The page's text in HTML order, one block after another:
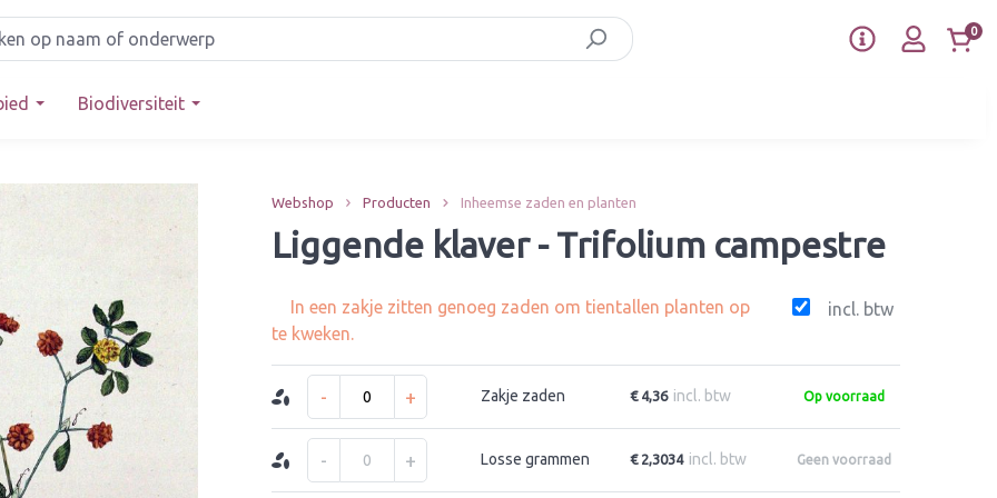
0
Biodiversiteit
Webshop Producten Inheemse zaden en planten
Liggende klaver - Trifolium campestre
In een zakje zitten genoeg zaden om tientallen planten op
te kweken.
incl. btw
- + Zakje zaden € 4,36 incl. btw Op voorraad
- + Losse grammen € 2,3034 incl. btw Geen voorraad